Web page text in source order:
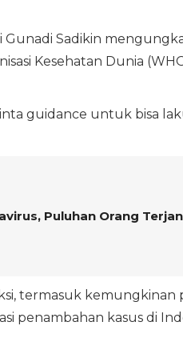
Sadikin
Kesehatan Dunia
guidance untuk bisa
Puluhan Orang
termasuk kemungkinan
penambahan kasus di